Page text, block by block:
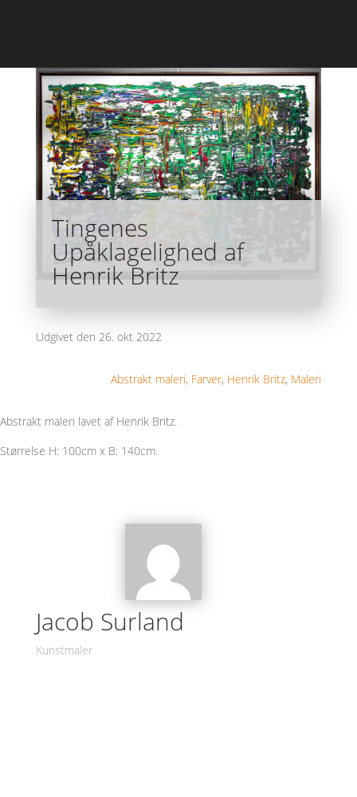
Tingenes
Upåklagelighed af
Henrik Britz
Udgivet den 26. okt 2022
Abstrakt maleri, Farver, Henrik Britz, Maleri
Abstrakt maleri lavet af Henrik Britz.
Størrelse H: 100cm x B: 140cm.
Jacob Surland
Kunstmaler